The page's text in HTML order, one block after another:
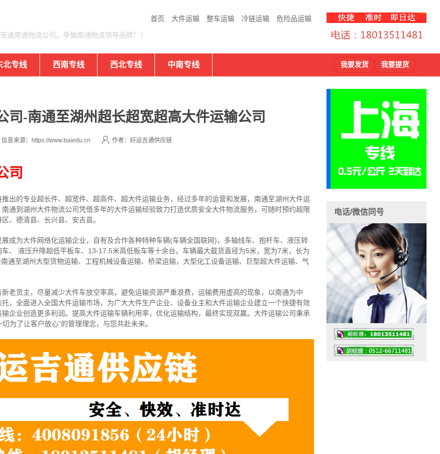
首页 大件运输 整车运输 冷链运输 危险品运输
吉通南通物流公司，争做南通物流领导品牌！）
北专线 西南专线 西北专线 中南专线 我要发货 我要提货
司-南通至湖州超长超宽超高大件运输公司
信息来源：https://www.baiedu.cn 作者：好运吉通供应链
司
出的专业超长件、超宽件、超高件、超大件运输业务，经过多年的运营和发展，南通至湖州大件运
通到湖州大件物流公司凭借多年的大件运输经验致力打造优质安全大件物流服务，可随时预约超限
、德清县、长兴县、安吉县。
成为大件网络化运输企业，自有及合作各种特种车辆(车辆全国联网)，多轴线车、抱杆车、液压转
、 液压升降超低平板车、13-17.5米高低板车等十余台。车辆最大载货直径为5米，宽为7米，长为
通至湖州大型货物运输、工程机械设备运输、桥梁运输，大型化工设备运输、巨型超大件运输、气
新老货主，尽量减少大件车放空率高，避免运输资源严重浪费，运输费用虚高的现象，以南通为中
，全面进入全国大件运输市场，为广大大件生产企业、设备业主和大件运输企业建立一个快捷有效
企业创造更多利润。提高大件运输车辆利用率，优化运输结构，最终实现双赢。大件运输公司秉承
为了让客户放心”的管理理念，与您共赴未来。
电话/微信同号